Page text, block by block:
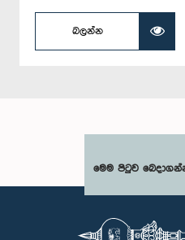
බලන්න
මෙම පිටුව